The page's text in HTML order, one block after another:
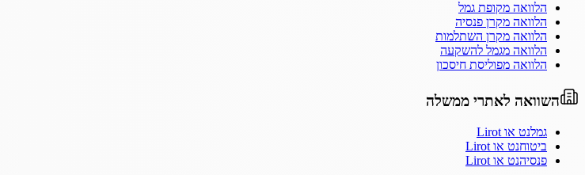
הלוואה מקופת גמל
הלוואה מקרן פנסיה
הלוואה מקרן השתלמות
הלוואה מגמל להשקעה
הלוואה מפוליסת חיסכון
השוואה לאתרי ממשלה
גמלנט או Lirot
ביטוחנט או Lirot
פנסיהנט או Lirot